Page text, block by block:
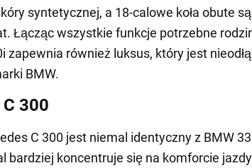
syntetycznej, a 18-calowe koła obute
Łącząc wszystkie funkcje potrzebne
zapewnia również luksus, który jest
BMW.
300
C 300 jest niemal identyczny z BMW
bardziej koncentruje się na komforcie